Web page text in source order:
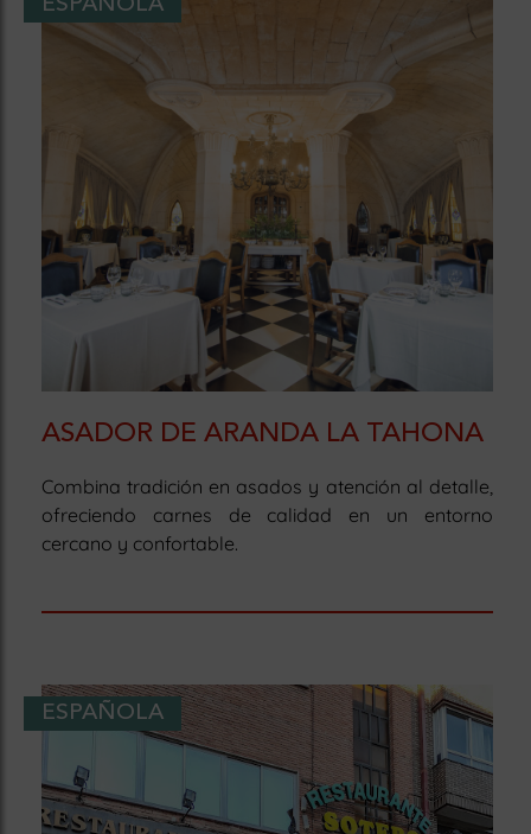
ESPAÑOLA
ASADOR DE ARANDA LA TAHONA
Combina tradición en asados y atención al detalle,
ofreciendo carnes de calidad en un entorno
cercano y confortable.
ESPAÑOLA